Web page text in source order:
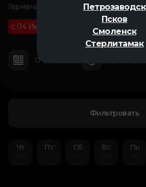
Петрозаводск
Псков
Смоленск
Стерлитамак
Германия, 2025
с 04 Июня 01 ч 32 м
О фильме
Фильтровать
Чт
Пт
Сб
Вс
Пн